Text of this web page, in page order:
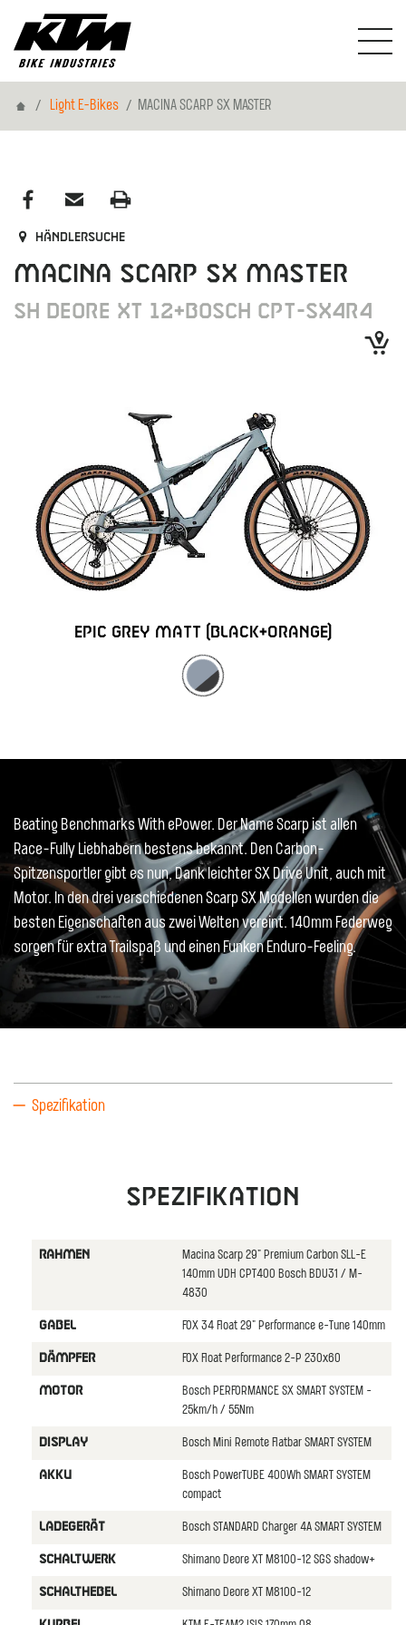
HomeLight E-Bikes MACINA SCARP SX MASTER
Händlersuche
MACINA SCARP SX MASTER
SH DEORE XT 12+BOSCH CPT-SX4R4
EPIC GREY MATT (BLACK+ORANGE)
Beating Benchmarks With ePower. Der Name Scarp ist allen
Race-Fully Liebhabern bestens bekannt. Den Carbon-
Spitzensportler gibt es nun, Dank leichter SX Drive Unit, auch mit
Motor. In den drei verschiedenen Scarp SX Modellen wurden die
besten Eigenschaften aus zwei Welten vereint. 140mm Federweg
sorgen für extra Trailspaß und einen Funken Enduro-Feeling.
Spezifikation
Spezifikation
RAHMEN
Macina Scarp 29" Premium Carbon SLL-E
140mm UDH CPT400 Bosch BDU31 / M-
4830
GABEL FOX 34 Float 29" Performance e-Tune 140mm
DäMPFER FOX Float Performance 2-P 230x60
MOTOR
Bosch PERFORMANCE SX SMART SYSTEM -
25km/h / 55Nm
DISPLAY Bosch Mini Remote Flatbar SMART SYSTEM
AKKU
Bosch PowerTUBE 400Wh SMART SYSTEM
compact
LADEGERäT Bosch STANDARD Charger 4A SMART SYSTEM
SCHALTWERK Shimano Deore XT M8100-12 SGS shadow+
SCHALTHEBEL Shimano Deore XT M8100-12